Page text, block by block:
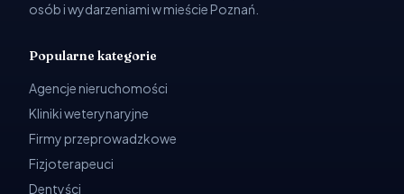
osób i wydarzeniami w mieście Poznań.
Popularne kategorie
Agencje nieruchomości
Kliniki weterynaryjne
Firmy przeprowadzkowe
Fizjoterapeuci
Dentyści